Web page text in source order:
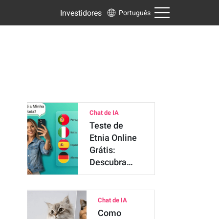
Investidores Português
Chat de IA
Teste de
Etnia Online
Grátis:
Descubra
Sua
por …
Chat de IA
Como